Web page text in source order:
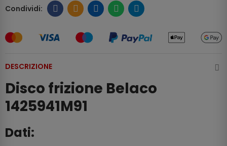
DESCRIZIONE
Disco frizione Belaco
1425941M91
Dati: